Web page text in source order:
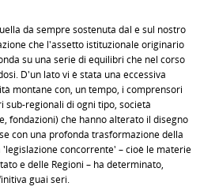
da sempre sostenuta dal e sul nostro
che l'assetto istituzionale originario
su una serie di equilibri che nel corso
D'un lato vi è stata una eccessiva
montane con, un tempo, i comprensori
sub-regionali di ogni tipo, società
fondazioni) che hanno alterato il disegno
con una profonda trasformazione della
concorrente' – cioè le materie
e delle Regioni – ha determinato,
guai seri.